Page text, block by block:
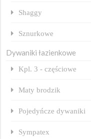
Shaggy
Sznurkowe
Dywaniki łazienkowe
Kpl. 3 - częściowe
Maty brodzik
Pojedyńcze dywaniki
Sympatex